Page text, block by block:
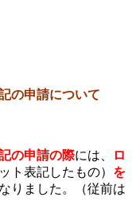
の申請について
の申請の際には、
ロ
ト表記したもの） を
りました。（従前は